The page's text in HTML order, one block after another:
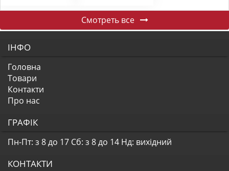
Смотреть все
ІНФО
Головна
Товари
Контакти
Про нас
ГРАФІК
Пн-Пт: з 8 до 17 Сб: з 8 до 14 Нд: вихідний
КОНТАКТИ